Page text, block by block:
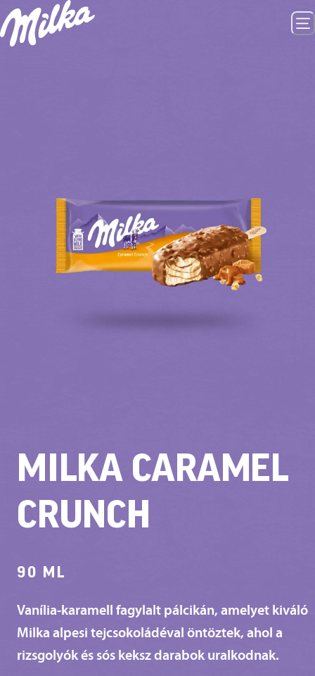
MILKA CARAMEL
CRUNCH
90 ML
Vanília-karamell fagylalt pálcikán, amelyet kiváló
Milka alpesi tejcsokoládéval öntöztek, ahol a
rizsgolyók és sós keksz darabok uralkodnak.